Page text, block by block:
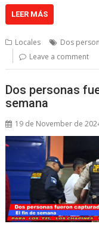
LEER MÁS
Locales Dos
Leave a comment
Dos personas
semana
19 de November de